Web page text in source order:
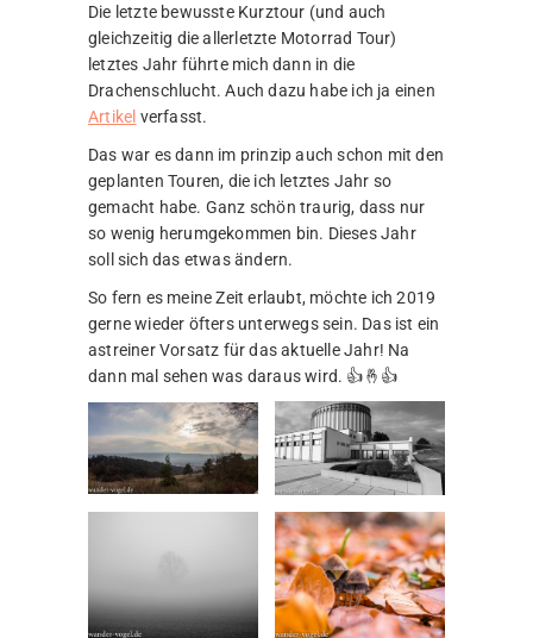
Die letzte bewusste Kurztour (und auch
gleichzeitig die allerletzte Motorrad Tour)
letztes Jahr führte mich dann in die
Drachenschlucht. Auch dazu habe ich ja einen
Artikel verfasst.
Das war es dann im prinzip auch schon mit den
geplanten Touren, die ich letztes Jahr so
gemacht habe. Ganz schön traurig, dass nur
so wenig herumgekommen bin. Dieses Jahr
soll sich das etwas ändern.
So fern es meine Zeit erlaubt, möchte ich 2019
gerne wieder öfters unterwegs sein. Das ist ein
astreiner Vorsatz für das aktuelle Jahr! Na
dann mal sehen was daraus wird. 👍🤞👍